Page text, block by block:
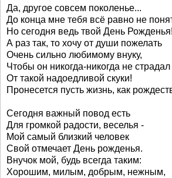
Да, другое совсем поколенье...
До конца мне тебя всё равно не
Но сегодня ведь твой День Рожденья!
А раз так, то хочу от души пожелать
Очень сильно любимому внуку,
Чтобы он никогда-никогда не страдал
От такой надоедливой скуки!
Пронесется пусть жизнь, как
Сегодня важный повод есть
Для громкой радости, веселья -
Мой самый близкий человек
Свой отмечает День рожденья.
Внучок мой, будь всегда таким:
Хорошим, милым, добрым, нежным,